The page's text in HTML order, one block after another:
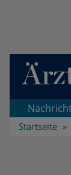
Direkt zum
Startseite